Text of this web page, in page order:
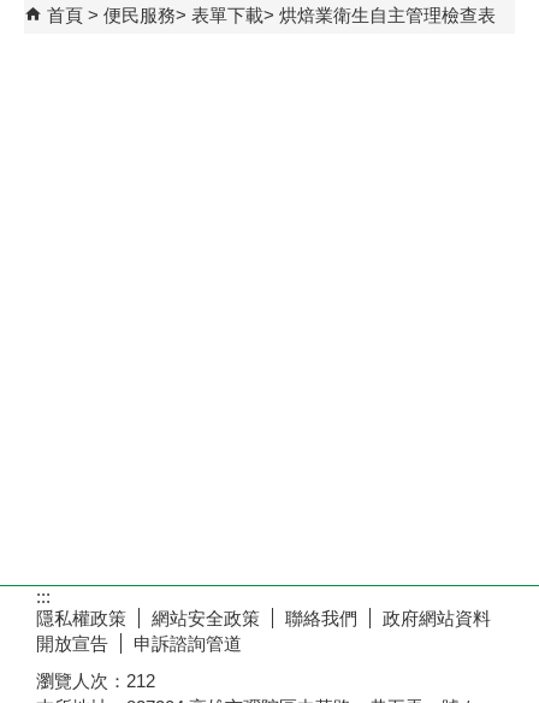
首頁 便民服務 表單下載 烘焙業衛生自主管理檢查表
:::
隱私權政策
網站安全政策 聯絡我們
政府網站資料
開放宣告
申訴諮詢管道
瀏覽人次： 212